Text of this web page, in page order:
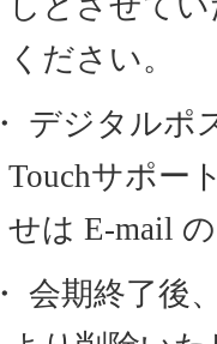
ください。
・ デジタルポ
Touchサポー
せは E-mail
・ 会期終了後